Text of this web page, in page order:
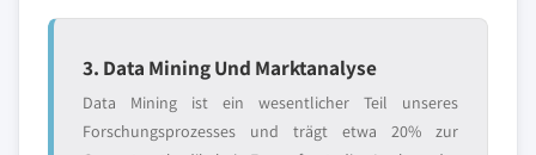
3. Data Mining Und Marktanalyse
Data Mining ist ein wesentlicher Teil unseres
Forschungsprozesses und trägt etwa 20% zur